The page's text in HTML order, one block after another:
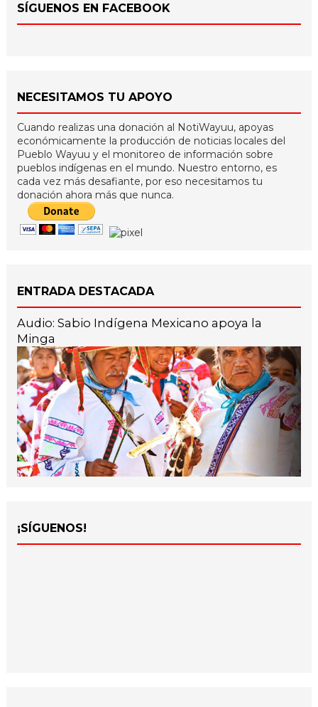
SÍGUENOS EN FACEBOOK
NECESITAMOS TU APOYO
Cuando realizas una donación al NotiWayuu, apoyas
económicamente la producción de noticias locales del
Pueblo Wayuu y el monitoreo de información sobre
pueblos indígenas en el mundo. Nuestro entorno, es
cada vez más desafiante, por eso necesitamos tu
donación ahora más que nunca.
ENTRADA DESTACADA
Audio: Sabio Indígena Mexicano apoya la
Minga
¡SÍGUENOS!